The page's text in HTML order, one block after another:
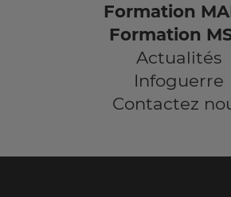
Formation
Formation
Actualités
Infoguerre
Contactez